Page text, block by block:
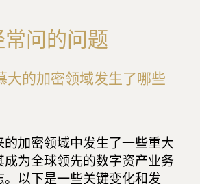
常问的问题
大的加密领域发生了哪些
的加密领域中发生了一些重大
成为全球领先的数字资产业务
。以下是一些关键变化和发